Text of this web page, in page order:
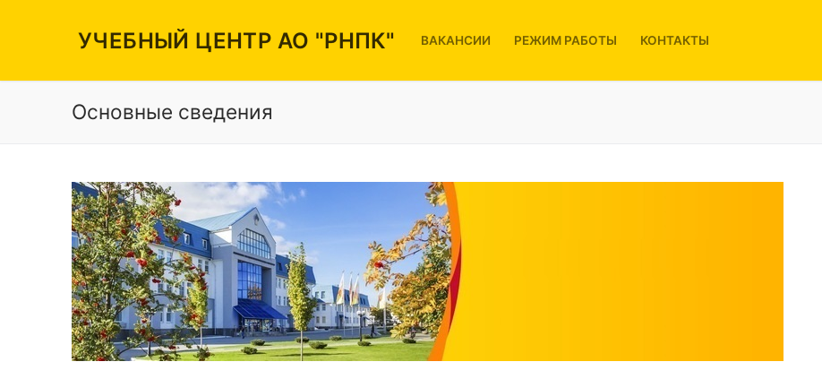
УЧЕБНЫЙ ЦЕНТР АО "РНПК" ВАКАНСИИ РЕЖИМ РАБОТЫ КОНТАКТЫ
Вакансии
Режим работы
Контакты
Основные сведения